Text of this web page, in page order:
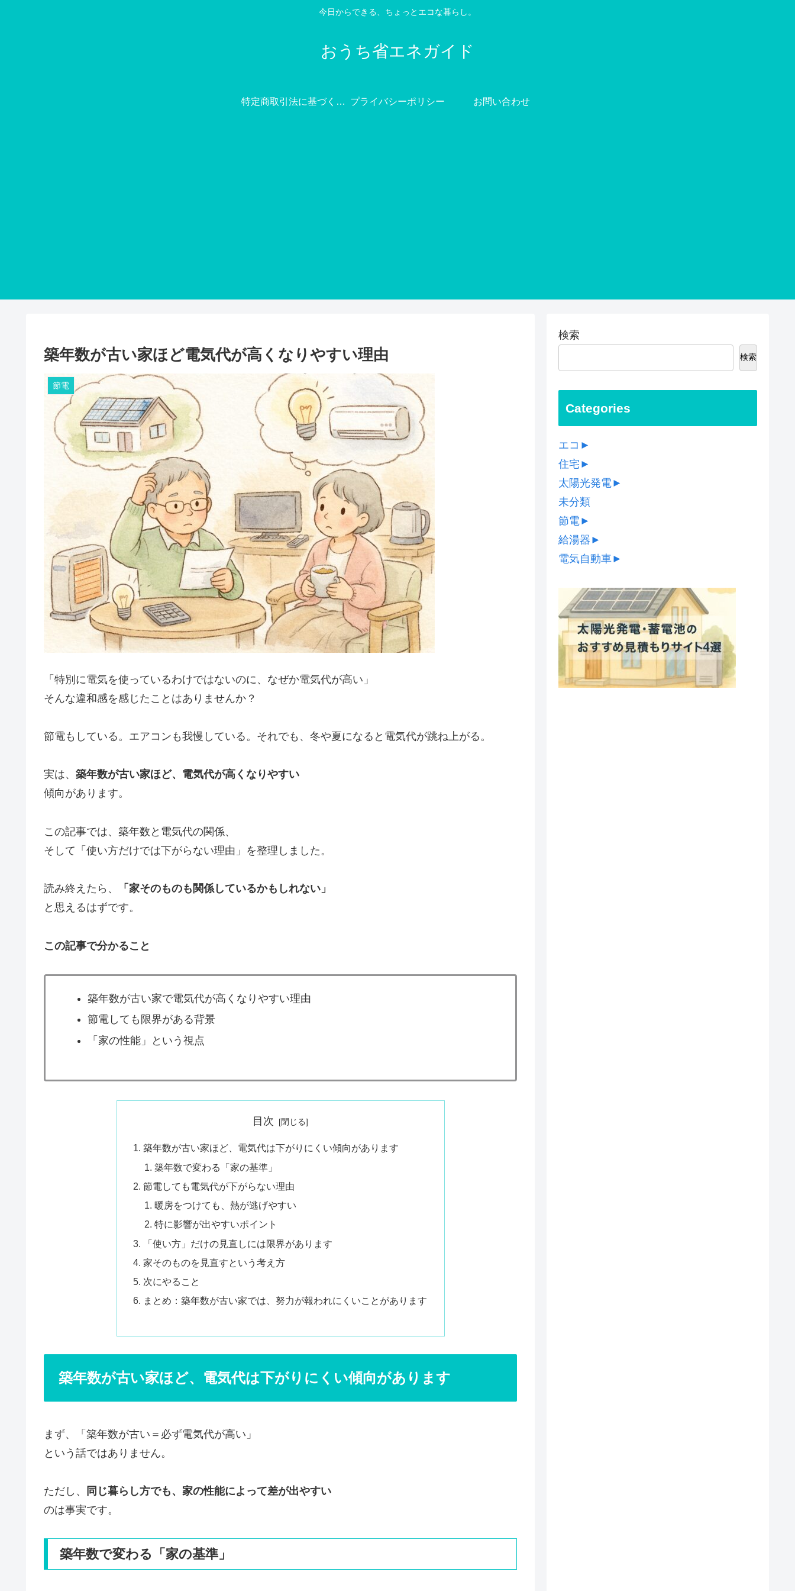
今日からできる、ちょっとエコな暮らし。
おうち省エネガイド
特定商取引法に基づく表記 プライバシーポリシー お問い合わせ
築年数が古い家ほど電気代が高くなりやすい理由
節電
「特別に電気を使っているわけではないのに、なぜか電気代が高い」
そんな違和感を感じたことはありませんか？
節電もしている。エアコンも我慢している。それでも、冬や夏になると電気代が跳ね上がる。
実は、 築年数が古い家ほど、電気代が高くなりやすい
傾向があります。
この記事では、築年数と電気代の関係、
そして「使い方だけでは下がらない理由」を整理しました。
読み終えたら、
「家そのものも関係しているかもしれない」
と思えるはずです。
この記事で分かること
築年数が古い家で電気代が高くなりやすい理由
節電しても限界がある背景
「家の性能」という視点
目次
築年数が古い家ほど、電気代は下がりにくい傾向があります
築年数で変わる「家の基準」
節電しても電気代が下がらない理由
暖房をつけても、熱が逃げやすい
特に影響が出やすいポイント
「使い方」だけの見直しには限界があります
家そのものを見直すという考え方
次にやること
まとめ：築年数が古い家では、努力が報われにくいことがあります
築年数が古い家ほど、電気代は下がりにくい傾向があります
まず、「築年数が古い＝必ず電気代が高い」
という話ではありません。
ただし、
同じ暮らし方でも、家の性能によって差が出やすい
のは事実です。
築年数で変わる「家の基準」
検索
検索
Categories
エコ ►
住宅 ►
太陽光発電►
未分類
節電►
給湯器 ►
電気自動車►